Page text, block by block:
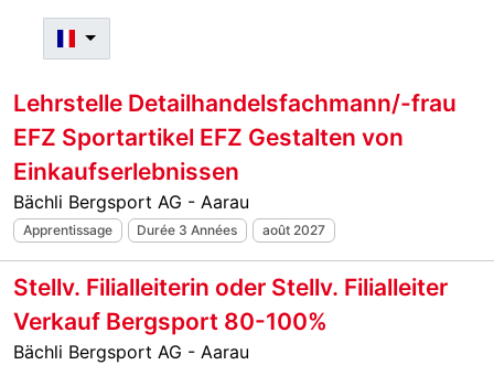
Lehrstelle Detailhandelsfachmann/-frau
EFZ Sportartikel EFZ Gestalten von
Einkaufserlebnissen
Bächli Bergsport AG - Aarau
Apprentissage Durée 3 Années août 2027
Stellv. Filialleiterin oder Stellv. Filialleiter
Verkauf Bergsport 80-100%
Bächli Bergsport AG - Aarau